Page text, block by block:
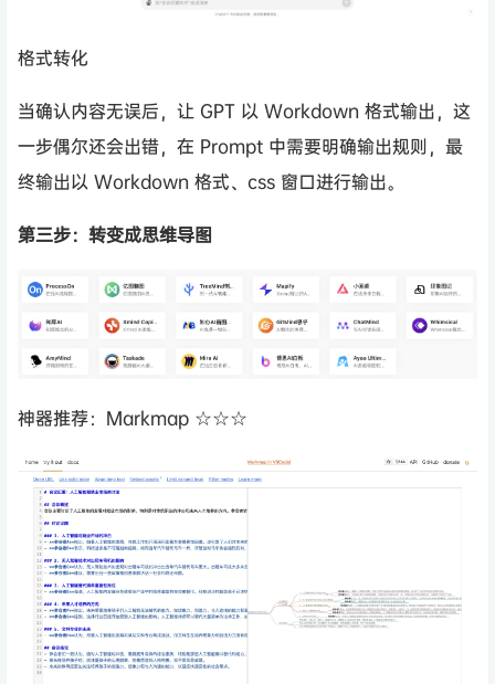
格式转化
当确认内容无误后，让 GPT 以 Workdown 格式输出，这
一步偶尔还会出错，在 Prompt 中需要明确输出规则，最
终输出以 Workdown 格式、css 窗口进行输出。
第三步：转变成思维导图
神器推荐：Markmap ☆☆☆